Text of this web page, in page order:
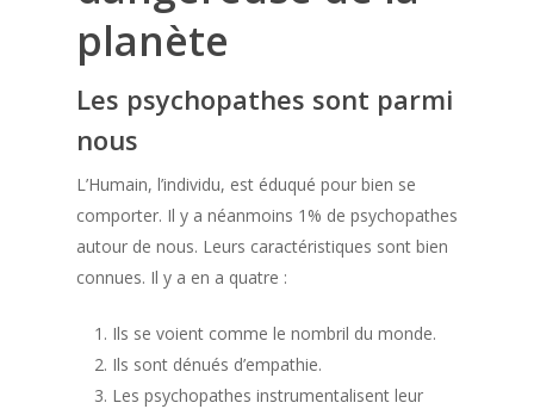
planète
Les psychopathes sont parmi
nous
L’Humain, l’individu, est éduqué pour bien se
comporter. Il y a néanmoins 1% de psychopathes
autour de nous. Leurs caractéristiques sont bien
connues. Il y a en a quatre :
Ils se voient comme le nombril du monde.
Ils sont dénués d’empathie.
Les psychopathes instrumentalisent leur